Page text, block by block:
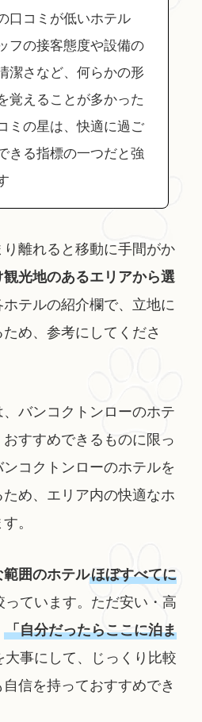
口コミが低いホテル
フの接客態度や設備の
潔さなど、何らかの形
覚えることが多かった
ミの星は、快適に過ご
きる指標の一つだと強
離れると移動に手間がか
観光地のあるエリアから選
ホテルの紹介欄で、立地に
め、参考にしてくださ
バンコクトンローのホテ
すすめできるものに限っ
コクトンローのホテルを
め、エリア内の快適なホ
。
範囲のホテルほぼすべてに
っています。ただ安い・高
「自分だったらここに泊ま
大事にして、じっくり比較
信を持っておすすめでき